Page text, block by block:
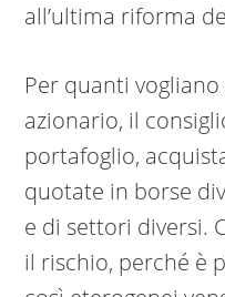
all’ultima riforma
Per quanti
azionario, il
portafoglio,
quotate in borse
e di settori diversi.
il rischio, perché è